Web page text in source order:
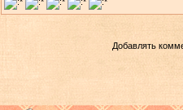
Добавлять